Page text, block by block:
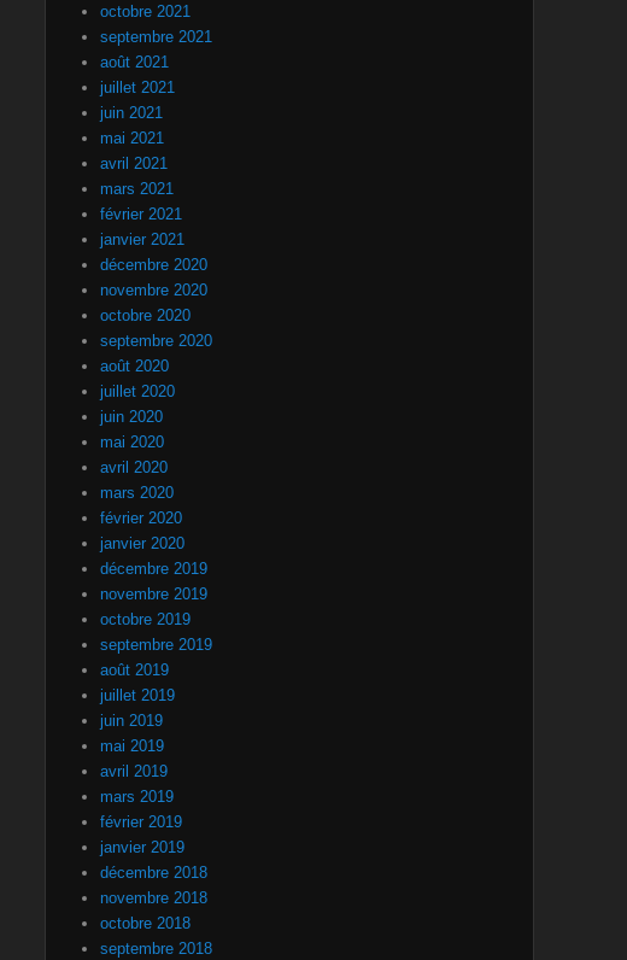
octobre 2021
septembre 2021
août 2021
juillet 2021
juin 2021
mai 2021
avril 2021
mars 2021
février 2021
janvier 2021
décembre 2020
novembre 2020
octobre 2020
septembre 2020
août 2020
juillet 2020
juin 2020
mai 2020
avril 2020
mars 2020
février 2020
janvier 2020
décembre 2019
novembre 2019
octobre 2019
septembre 2019
août 2019
juillet 2019
juin 2019
mai 2019
avril 2019
mars 2019
février 2019
janvier 2019
décembre 2018
novembre 2018
octobre 2018
septembre 2018